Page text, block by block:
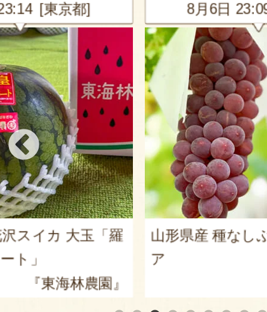
都]
大玉「羅
林農園』
8月6日 23:09 [新潟
山形県産 種なしぶどう